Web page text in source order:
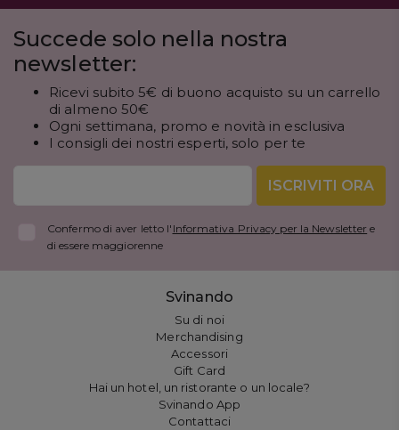
Succede solo nella nostra
newsletter:
Ricevi subito 5€ di buono acquisto su un carrello
di almeno 50€
Ogni settimana, promo e novità in esclusiva
I consigli dei nostri esperti, solo per te
ISCRIVITI ORA
Confermo di aver letto l' Informativa Privacy per la Newsletter e
di essere maggiorenne
Svinando
Su di noi
Merchandising
Accessori
Gift Card
Hai un hotel, un ristorante o un locale?
Svinando App
Contattaci